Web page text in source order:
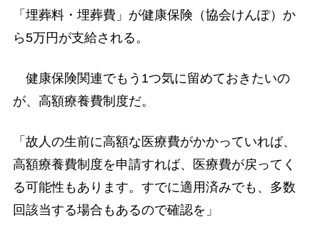
「埋葬料・埋葬費」が健康保険（協会けんぽ）か
ら5万円が支給される。
健康保険関連でもう1つ気に留めておきたいの
が、高額療養費制度だ。
「故人の生前に高額な医療費がかかっていれば、
高額療養費制度を申請すれば、医療費が戻ってく
る可能性もあります。すでに適用済みでも、多数
回該当する場合もあるので確認を」